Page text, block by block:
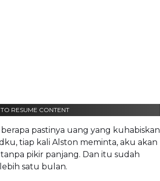
RESUME CONTENT
pastinya uang yang kuhabiskan
tiap kali Alston meminta, aku akan
pikir panjang. Dan itu sudah
satu bulan.